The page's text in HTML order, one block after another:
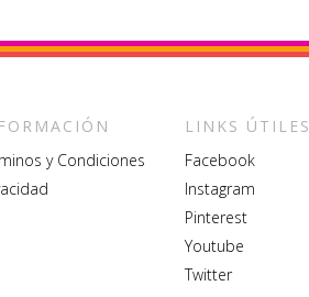
y Condiciones
LINKS ÚTILES
Facebook
Instagram
Pinterest
Youtube
Twitter